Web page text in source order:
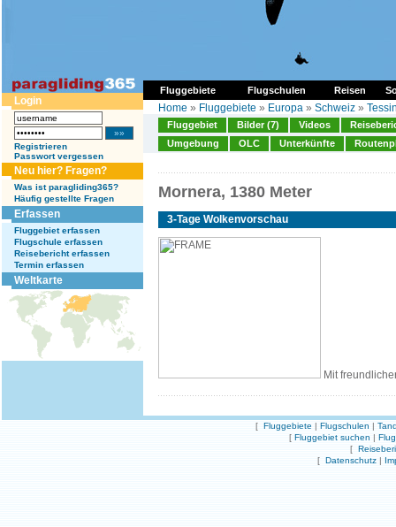
Fluggebiete Flugschulen Reisen
Login
Registrieren
Passwort vergessen
Neu hier? Fragen?
Was ist paragliding365?
Häufig gestellte Fragen
Erfassen
Fluggebiet erfassen
Flugschule erfassen
Reisebericht erfassen
Termin erfassen
Weltkarte
Home » Fluggebiete » Europa » Schweiz »
Fluggebiet Bilder (7) Videos
Umgebung
OLC Unterkünfte
Mornera, 1380 Meter
3-Tage Wolkenvorschau
Mit
[ Fluggebiete | Flugschulen |
[ Fluggebiet suchen |
[
[ Datenschutz |